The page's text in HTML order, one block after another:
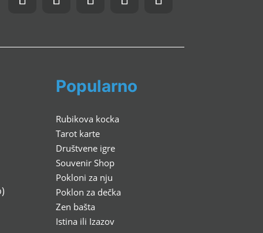
Popularno
Rubikova kocka
Tarot karte
Društvene igre
Souvenir Shop
Pokloni za nju
Poklon za dečka
Zen bašta
Istina ili Izazov